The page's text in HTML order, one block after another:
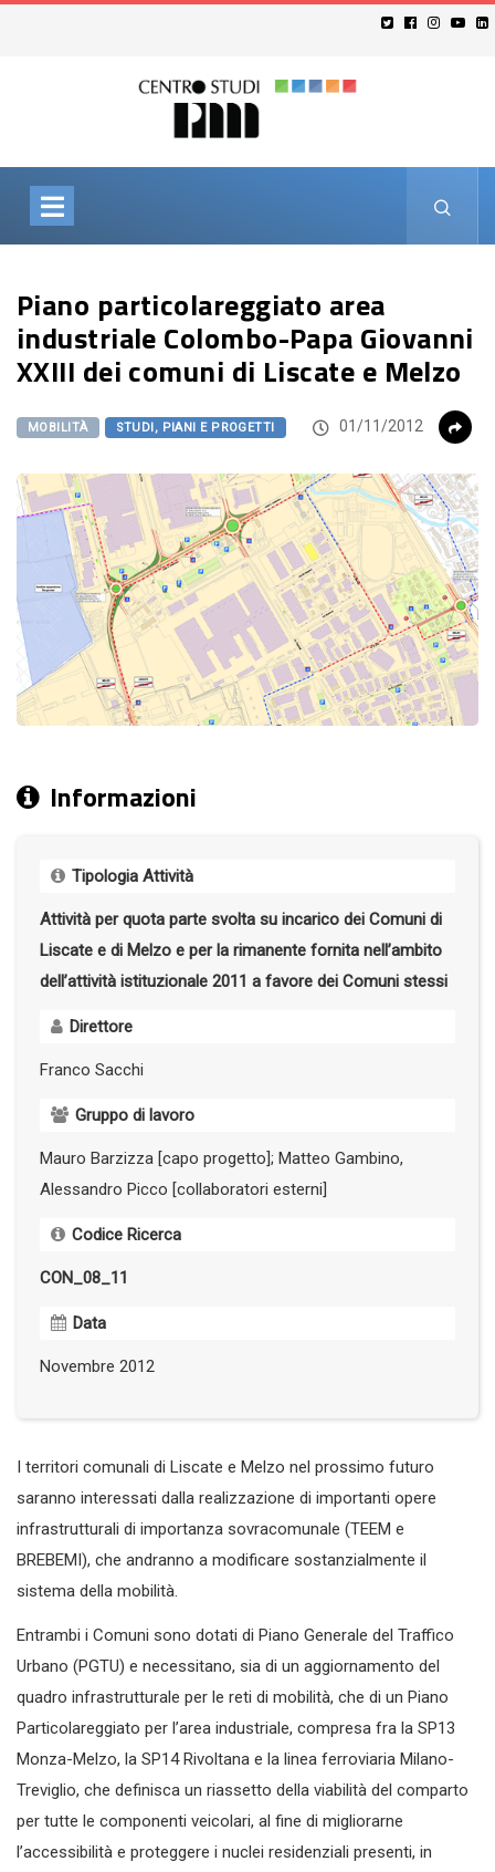
Piano particolareggiato area
industriale Colombo-Papa Giovanni
XXIII dei comuni di Liscate e Melzo
MOBILITÀ STUDI, PIANI E PROGETTI 01/11/2012
Informazioni
Tipologia Attività
Attività per quota parte svolta su incarico dei Comuni di
Liscate e di Melzo e per la rimanente fornita nell’ambito
dell’attività istituzionale 2011 a favore dei Comuni stessi
Direttore
Franco Sacchi
Gruppo di lavoro
Mauro Barzizza [capo progetto]; Matteo Gambino,
Alessandro Picco [collaboratori esterni]
Codice Ricerca
CON_08_11
Data
Novembre 2012
I territori comunali di Liscate e Melzo nel prossimo futuro
saranno interessati dalla realizzazione di importanti opere
infrastrutturali di importanza sovracomunale (TEEM e
BREBEMI), che andranno a modificare sostanzialmente il
sistema della mobilità.
Entrambi i Comuni sono dotati di Piano Generale del Traffico
Urbano (PGTU) e necessitano, sia di un aggiornamento del
quadro infrastrutturale per le reti di mobilità, che di un Piano
Particolareggiato per l’area industriale, compresa fra la SP13
Monza-Melzo, la SP14 Rivoltana e la linea ferroviaria Milano-
Treviglio, che definisca un riassetto della viabilità del comparto
per tutte le componenti veicolari, al fine di migliorarne
l’accessibilità e proteggere i nuclei residenziali presenti, in